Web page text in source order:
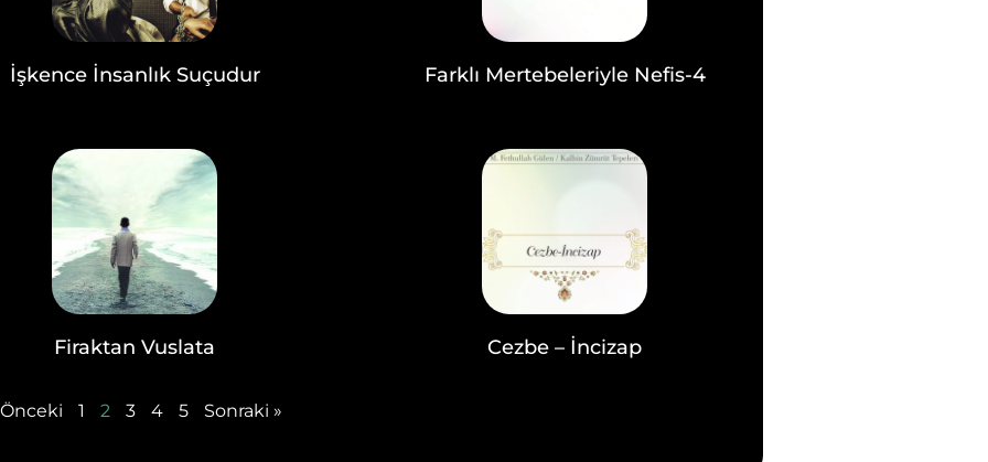
İşkence İnsanlık Suçudur Farklı Mertebeleriyle Nefis-4
Firaktan Vuslata Cezbe – İncizap
1 2 3 4 5 Sonraki »